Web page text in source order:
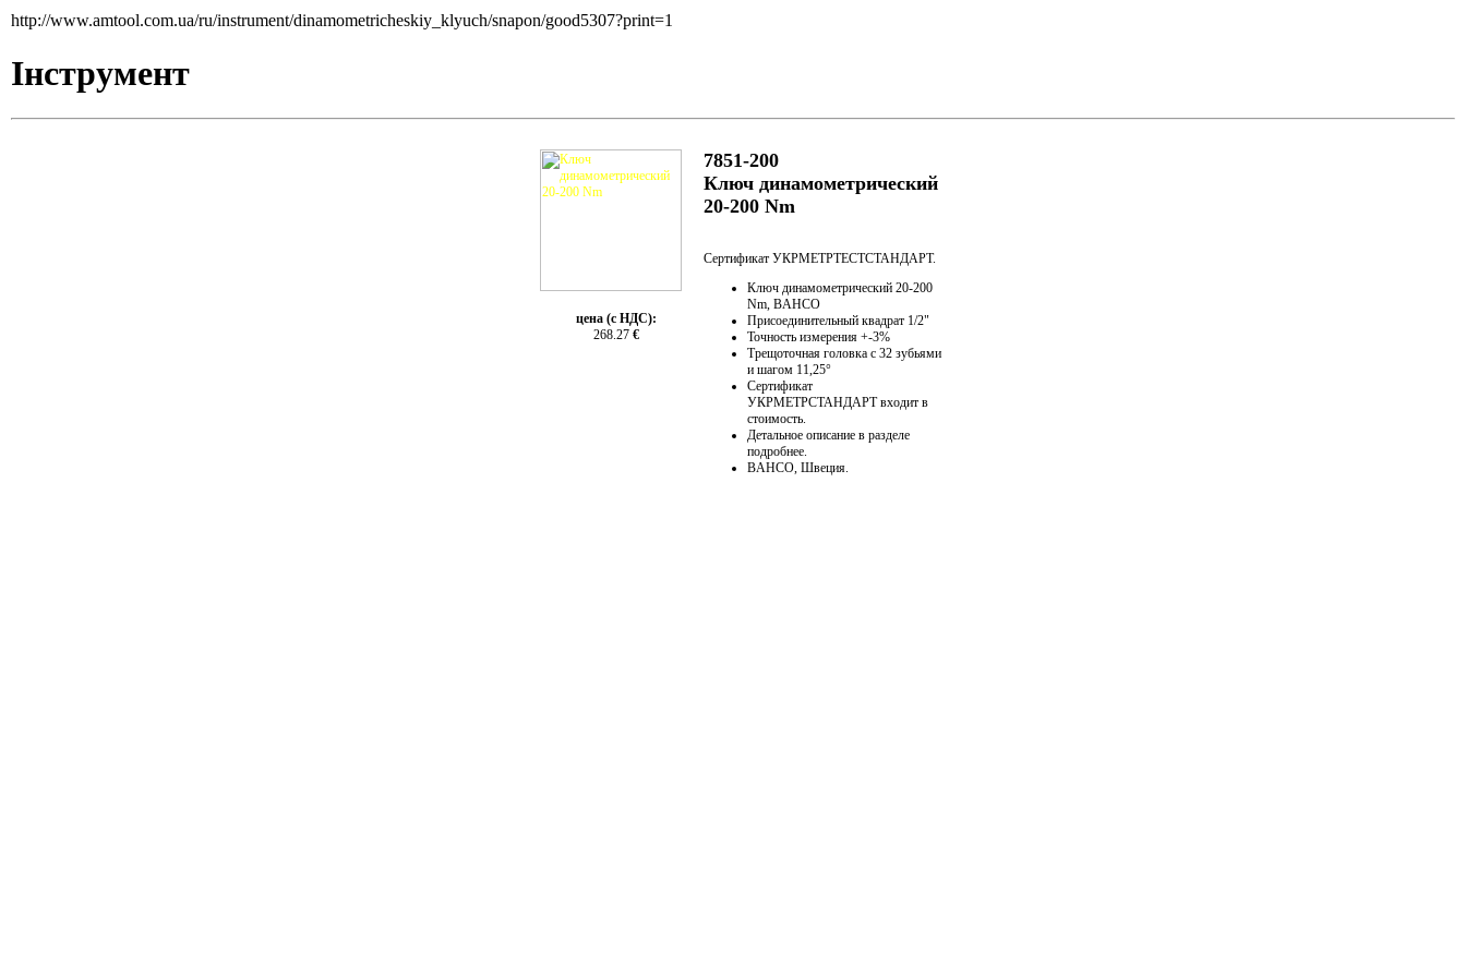
http://www.amtool.com.ua/ru/instrument/dinamometricheskiy_klyuch/snapon/good5307?print=1
Інструмент
цена (с НДС):
268.27 €
7851-200
Ключ динамометрический
20-200 Nm
Сертификат УКРМЕТРТЕСТСТАНДАРТ.
Ключ динамометрический 20-200
Nm, BAHCO
Присоединительный квадрат 1/2"
Точность измерения +-3%
Трещоточная головка с 32 зубьями
и шагом 11,25°
Сертификат
УКРМЕТРСТАНДАРТ входит в
стоимость.
Детальное описание в разделе
подробнее.
BAHCO, Швеция.